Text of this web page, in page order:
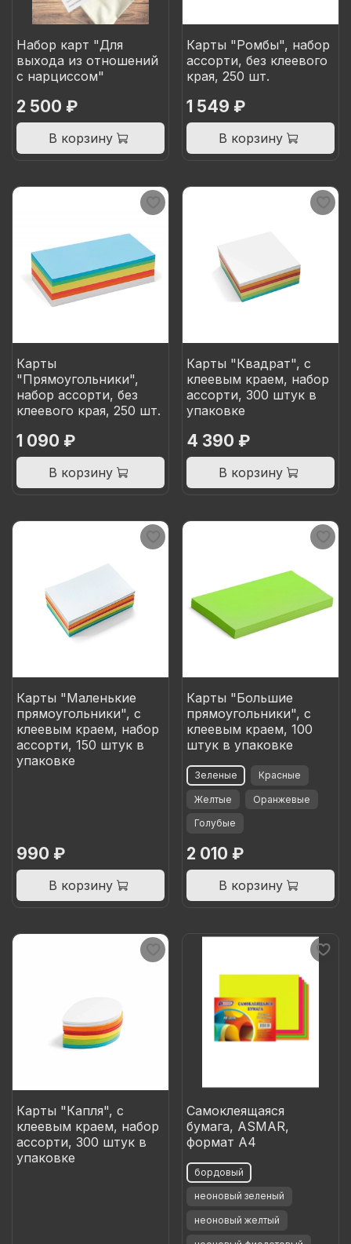
Набор карт "Для
выхода из отношений
с нарциссом"
2 500 ₽
В корзину
Карты "Ромбы", набор
ассорти, без клеевого
края, 250 шт.
1 549 ₽
В корзину
Карты
"Прямоугольники",
набор ассорти, без
клеевого края, 250 шт.
1 090 ₽
В корзину
Карты "Квадрат", c
клеевым краем, набор
ассорти, 300 штук в
упаковке
4 390 ₽
В корзину
Карты "Маленькие
прямоугольники", c
клеевым краем, набор
ассорти, 150 штук в
упаковке
990 ₽
В корзину
Карты "Большие
прямоугольники", c
клеевым краем, 100
штук в упаковке
Зеленые Красные
Желтые Оранжевые
Голубые
2 010 ₽
В корзину
Карты "Капля", c
клеевым краем, набор
ассорти, 300 штук в
упаковке
Самоклеящаяся
бумага, ASMAR,
формат А4
бордовый
неоновый зеленый
неоновый желтый